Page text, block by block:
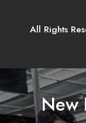
All Rights
New